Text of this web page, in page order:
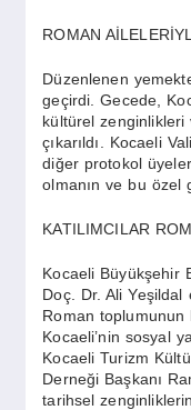
ROMAN
Düzenlenen
geçirdi. Gecede,
kültürel zenginlikleri
çıkarıldı. Kocaeli
diğer protokol
olmanın ve bu özel
KATILIMCILAR
Kocaeli Büyükşehir
Doç. Dr. Ali Yeşildal
Roman toplumunun
Kocaeli’nin sosyal
Kocaeli Turizm
Derneği Başkanı
tarihsel